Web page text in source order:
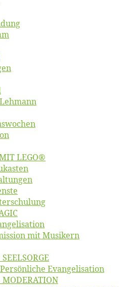
LEGO®
mit Musikern
Evangelisation